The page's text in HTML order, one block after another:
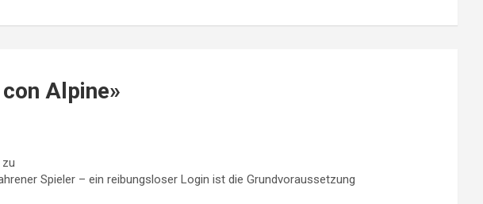
Alpine»
Spieler – ein reibungsloser Login ist die Grundvoraussetzung